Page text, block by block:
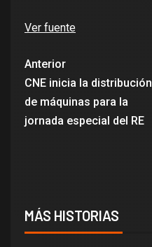
Ver fuente
Anterior
CNE inicia la distribución
de máquinas para la
jornada especial del RE
MÁS HISTORIAS